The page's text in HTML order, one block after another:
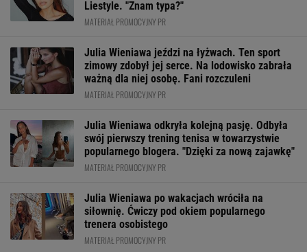
Liestyle. "Znam typa?"
MATERIAŁ PROMOCYJNY PR
Julia Wieniawa jeździ na łyżwach. Ten sport
zimowy zdobył jej serce. Na lodowisko zabrała
ważną dla niej osobę. Fani rozczuleni
MATERIAŁ PROMOCYJNY PR
Julia Wieniawa odkryła kolejną pasję. Odbyła
swój pierwszy trening tenisa w towarzystwie
popularnego blogera. "Dzięki za nową zajawkę"
MATERIAŁ PROMOCYJNY PR
Julia Wieniawa po wakacjach wróciła na
siłownię. Ćwiczy pod okiem popularnego
trenera osobistego
MATERIAŁ PROMOCYJNY PR